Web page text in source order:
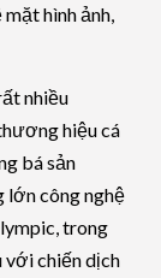
hình ảnh,
nhiều
hiệu cá
bá sản
lớn công nghệ
trong
với chiến dịch